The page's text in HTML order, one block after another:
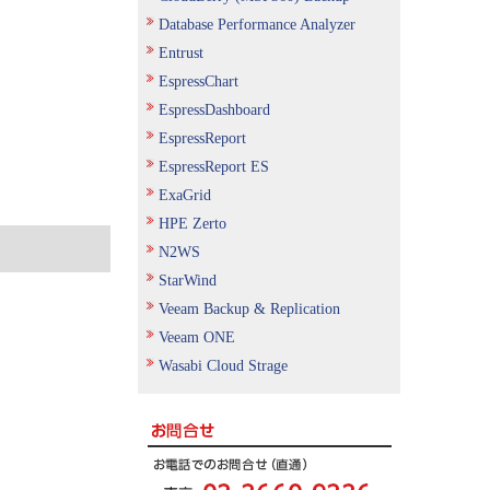
Database Performance Analyzer
Entrust
EspressChart
EspressDashboard
EspressReport
EspressReport ES
ExaGrid
HPE Zerto
N2WS
StarWind
Veeam Backup & Replication
Veeam ONE
Wasabi Cloud Strage